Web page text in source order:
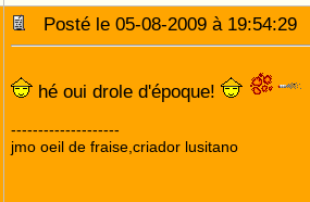
Posté le 05-08-2009 à
hé oui drole d'époque!
--------------------
jmo oeil de fraise,criador lusitano